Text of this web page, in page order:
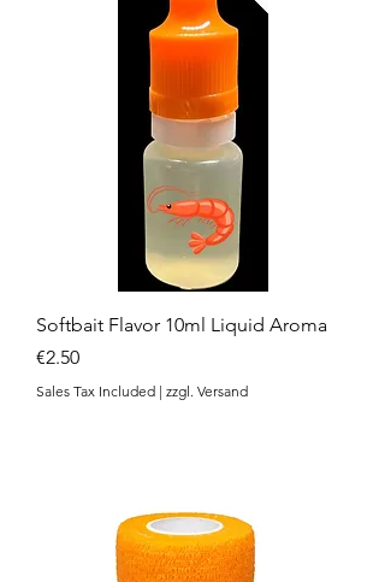
Softbait Flavor 10ml Liquid Aroma
Price
€2.50
Sales Tax Included | zzgl. Versand